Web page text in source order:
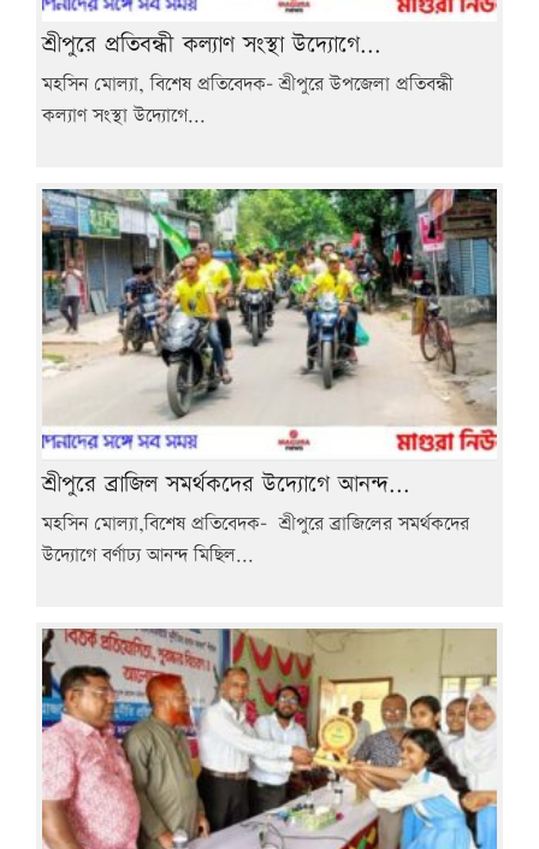
শ্রীপুরে প্রতিবন্ধী কল্যাণ সংস্থা উদ্যোগে...
মহসিন মোল্যা, বিশেষ প্রতিবেদক- শ্রীপুরে উপজেলা প্রতিবন্ধী
কল্যাণ সংস্থা উদ্যোগে...
শ্রীপুরে ব্রাজিল সমর্থকদের উদ্যোগে আনন্দ...
মহসিন মোল্যা,বিশেষ প্রতিবেদক- শ্রীপুরে ব্রাজিলের সমর্থকদের
উদ্যোগে বর্ণাঢ্য আনন্দ মিছিল...